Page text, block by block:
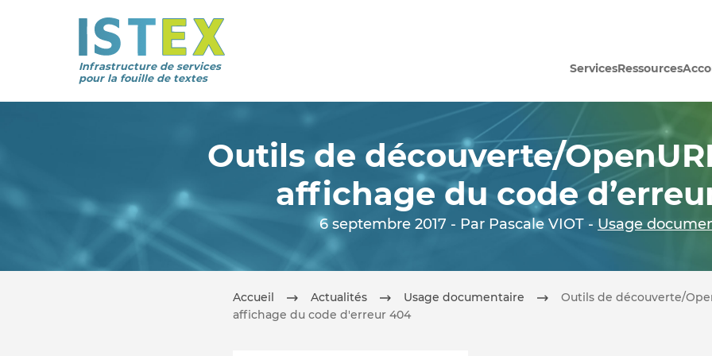
Infrastructure de services
pour la fouille de textes
ServicesRessources
Outils de découverte/
affichage du code
6 septembre 2017 - Par Pascale VIOT - Usage
Accueil Actualités Usage documentaire
Outils de découverte/
affichage du code d'erreur 404